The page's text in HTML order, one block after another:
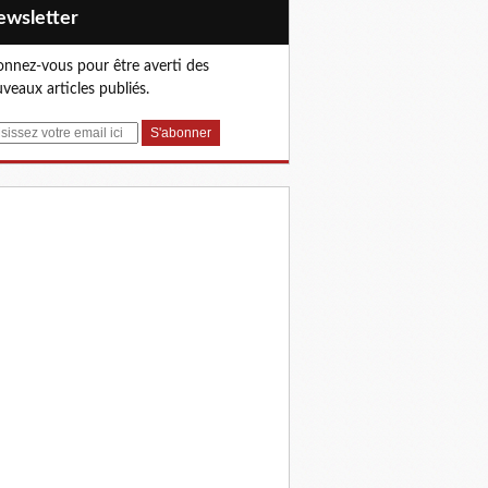
vous pour être averti des
articles publiés.